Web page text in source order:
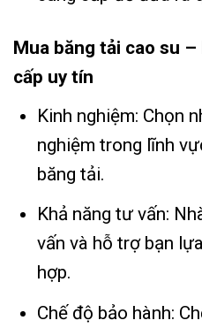
Mua băng tải cao su
cấp uy tín
Kinh nghiệm: Chọn
nghiệm trong lĩnh
băng tải.
Khả năng tư vấn:
vấn và hỗ trợ bạn
hợp.
Chế độ bảo hành: